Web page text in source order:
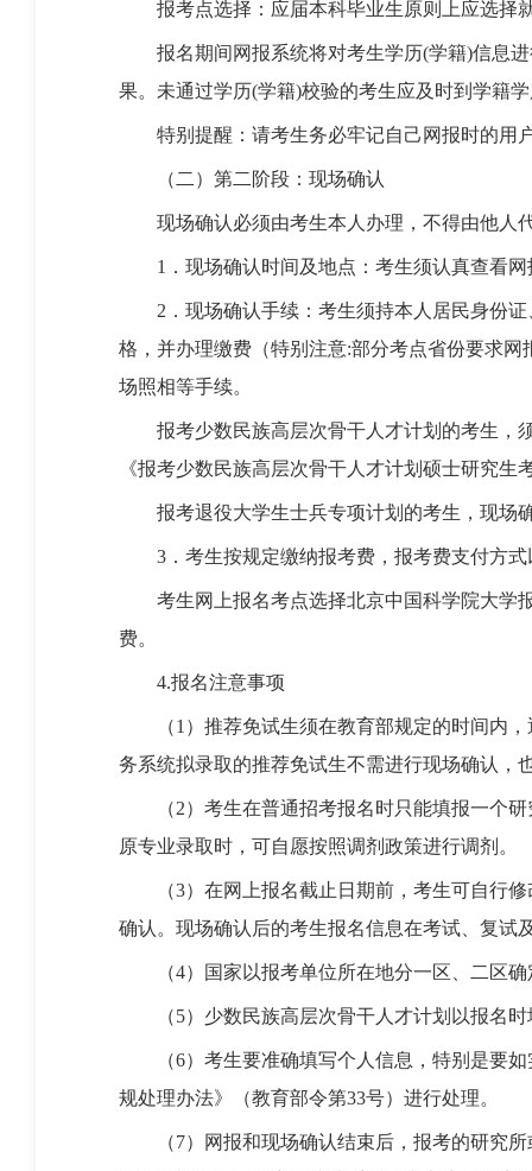
报考点选择：应届本科毕业生原则上应选择
报名期间网报系统将对考生学历(学籍)信息进
果。未通过学历(学籍)校验的考生应及时到学籍
特别提醒：请考生务必牢记自己网报时的用
（二）第二阶段：现场确认
现场确认必须由考生本人办理，不得由他人
1．现场确认时间及地点：考生须认真查看网
2．现场确认手续：考生须持本人居民身份证
格，并办理缴费（特别注意:部分考点省份要求
场照相等手续。
报考少数民族高层次骨干人才计划的考生，须
《报考少数民族高层次骨干人才计划硕士研究生
报考退役大学生士兵专项计划的考生，现场
3．考生按规定缴纳报考费，报考费支付方式
考生网上报名考点选择北京中国科学院大学报
费。
4.报名注意事项
（1）推荐免试生须在教育部规定的时间内，
务系统拟录取的推荐免试生不需进行现场确认
（2）考生在普通招考报名时只能填报一个研
原专业录取时，可自愿按照调剂政策进行调剂。
（3）在网上报名截止日期前，考生可自行修
确认。现场确认后的考生报名信息在考试、复
（4）国家以报考单位所在地分一区、二区确
（5）少数民族高层次骨干人才计划以报名时
（6）考生要准确填写个人信息，特别是要如
规处理办法》（教育部令第33号）进行处理。
（7）网报和现场确认结束后，报考的研究所